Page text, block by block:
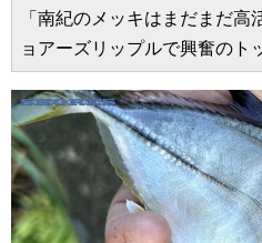
「南紀のメッキはまだまだ
ョアーズリップルで興奮のト